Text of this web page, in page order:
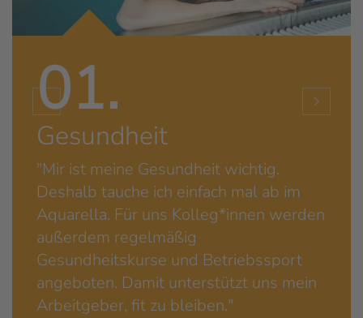
01.
Gesundheit
"Mir ist meine Gesundheit wichtig.
Deshalb tauche ich einfach mal ab im
Aquarella. Für uns Kolleg*innen werden
außerdem regelmäßig
Gesundheitskurse und Betriebssport
angeboten. Damit unterstützt uns mein
Arbeitgeber, fit zu bleiben."